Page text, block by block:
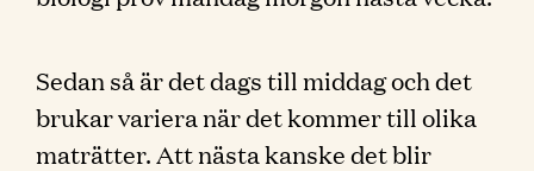
Sedan så är det dags till middag och det
brukar variera när det kommer till olika
maträtter. Att nästa kanske det blir